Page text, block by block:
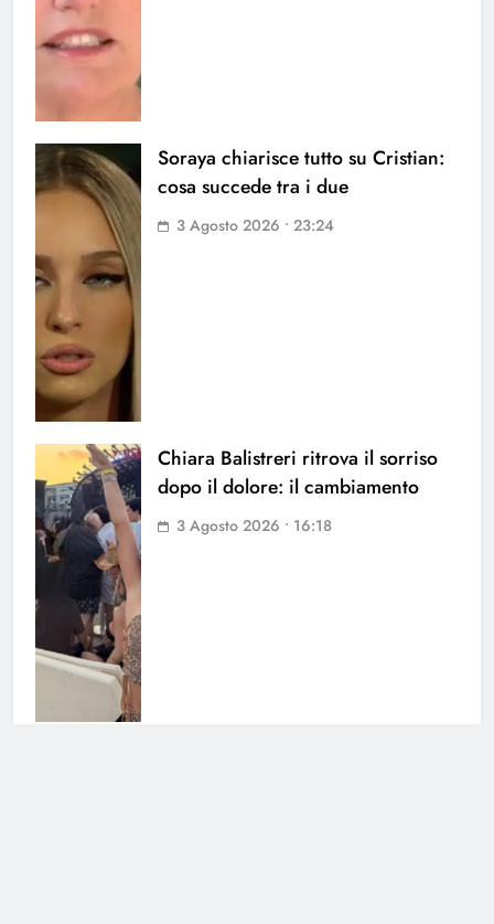
Soraya chiarisce tutto su Cristian:
cosa succede tra i due
3 Agosto 2026 • 23:24
Chiara Balistreri ritrova il sorriso
dopo il dolore: il cambiamento
3 Agosto 2026 • 16:18